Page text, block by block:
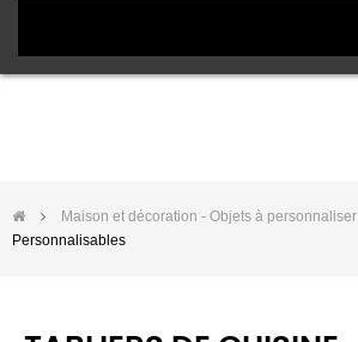
Maison et décoration - Objets à personnaliser
Personnalisables